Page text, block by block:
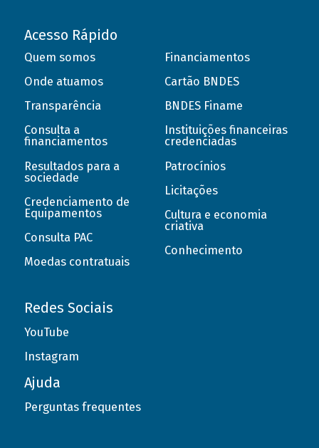
Acesso Rápido
Quem somos
Onde atuamos
Transparência
Consulta a
financiamentos
Resultados para a
sociedade
Credenciamento de
Equipamentos
Consulta PAC
Moedas contratuais
Financiamentos
Cartão BNDES
BNDES Finame
Instituições financeiras
credenciadas
Patrocínios
Licitações
Cultura e economia
criativa
Conhecimento
Redes Sociais
YouTube
Instagram
Ajuda
Perguntas frequentes